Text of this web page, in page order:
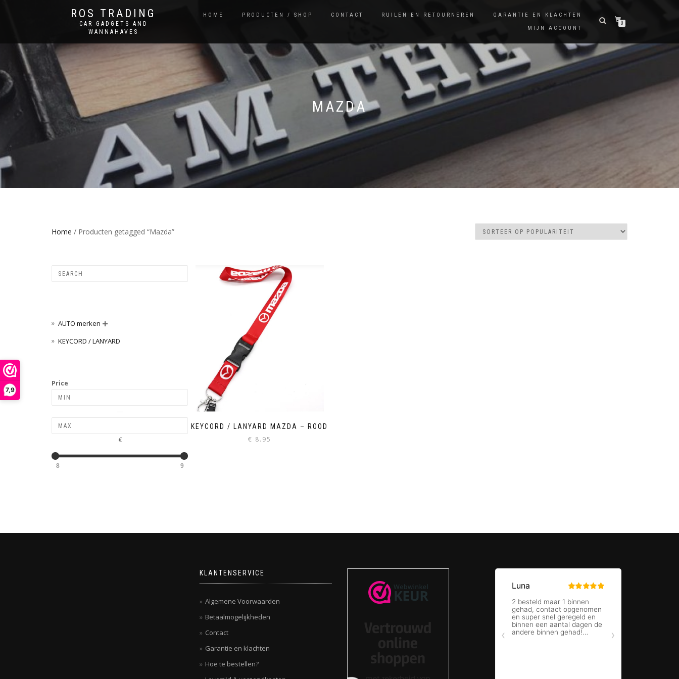
7,9
ROS TRADING
CAR GADGETS AND
WANNAHAVES
HOME PRODUCTEN / SHOP CONTACT RUILEN EN RETOURNEREN
GARANTIE EN KLACHTEN
MIJN ACCOUNT
0
MAZDA
Home / Producten getagged “Mazda”
KEYCORD / LANYARD MAZDA – ROOD
€ 8.95
AUTO merken 
KEYCORD / LANYARD
Price
—
€
8 9
KLANTENSERVICE
Algemene Voorwaarden
Betaalmogelijkheden
Contact
Garantie en klachten
Hoe te bestellen?